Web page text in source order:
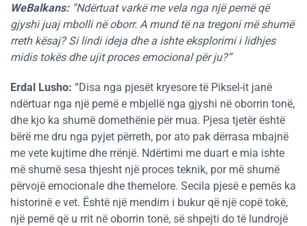
WeBalkans:“Ndërtuat varkë me vela nga një pemë që
gjyshi juaj mbolli në oborr. A mund të na tregoni më shumë
rreth kësaj? Si lindi ideja dhe a ishte eksplorimi i lidhjes
midis tokës dhe ujit proces emocional për ju?”
Erdal Lusho: “Disa nga pjesët kryesore të Piksel-it janë
ndërtuar nga një pemë e mbjellë nga gjyshi në oborrin tonë,
dhe kjo ka shumë domethënie për mua. Pjesa tjetër është
bërë me dru nga pyjet përreth, por ato pak dërrasa mbajnë
me vete kujtime dhe rrënjë. Ndërtimi me duart e mia ishte
më shumë sesa thjesht një proces teknik, por më shumë
përvojë emocionale dhe themelore. Secila pjesë e pemës ka
historinë e vet. Është një mendim i bukur që një copë tokë,
një pemë që u rrit në oborrin tonë, së shpejti do të lundrojë